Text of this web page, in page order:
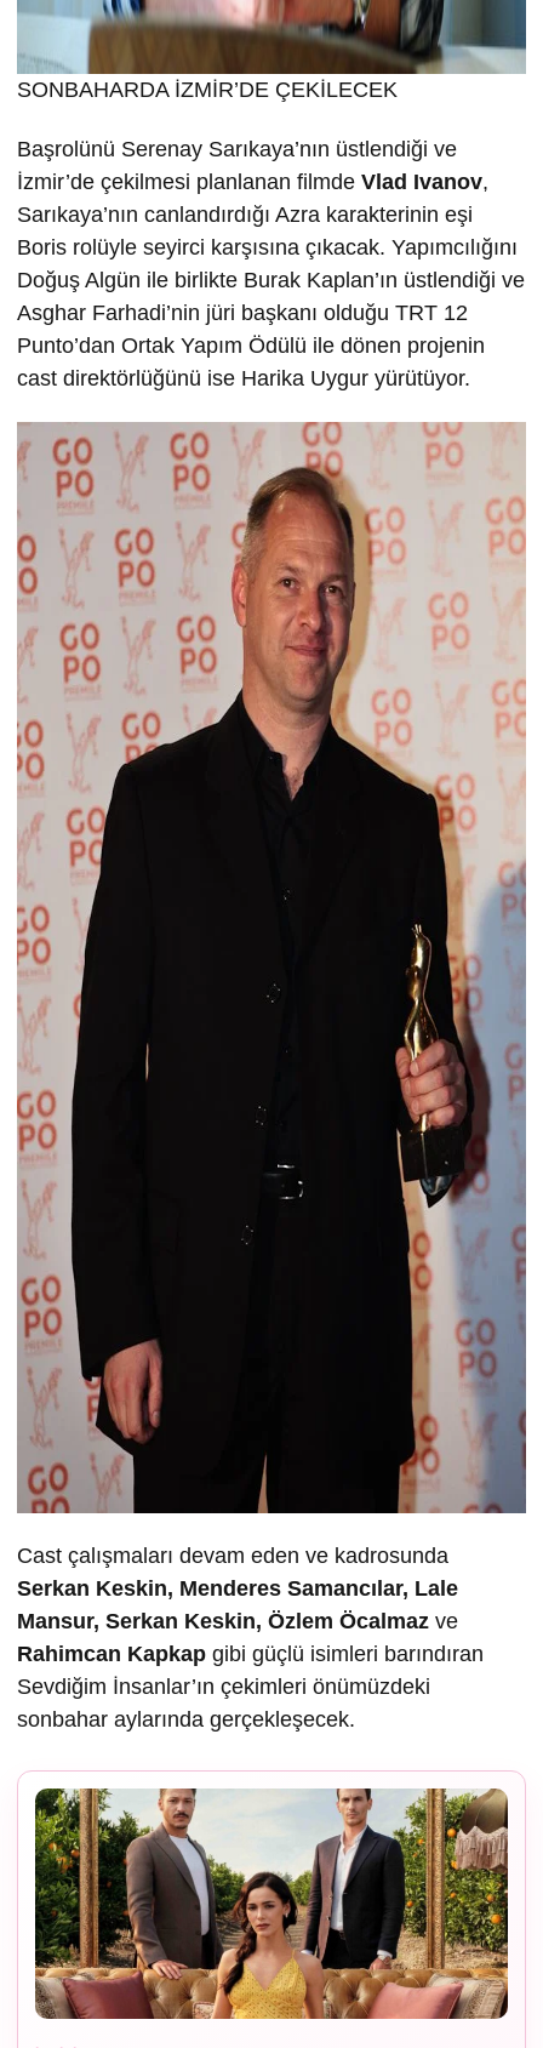
SONBAHARDA İZMİR’DE ÇEKİLECEK
Başrolünü Serenay Sarıkaya’nın üstlendiği ve
İzmir’de çekilmesi planlanan filmde Vlad Ivanov,
Sarıkaya’nın canlandırdığı Azra karakterinin eşi
Boris rolüyle seyirci karşısına çıkacak. Yapımcılığını
Doğuş Algün ile birlikte Burak Kaplan’ın üstlendiği ve
Asghar Farhadi’nin jüri başkanı olduğu TRT 12
Punto’dan Ortak Yapım Ödülü ile dönen projenin
cast direktörlüğünü ise Harika Uygur yürütüyor.
Cast çalışmaları devam eden ve kadrosunda
Serkan Keskin, Menderes Samancılar, Lale
Mansur, Serkan Keskin, Özlem Öcalmaz ve
Rahimcan Kapkap gibi güçlü isimleri barındıran
Sevdiğim İnsanlar’ın çekimleri önümüzdeki
sonbahar aylarında gerçekleşecek.